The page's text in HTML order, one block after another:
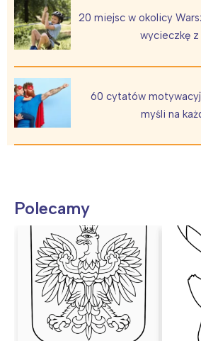
20 miejsc w okolicy
wycieczkę
60 cytatów
myśli na
Polecamy